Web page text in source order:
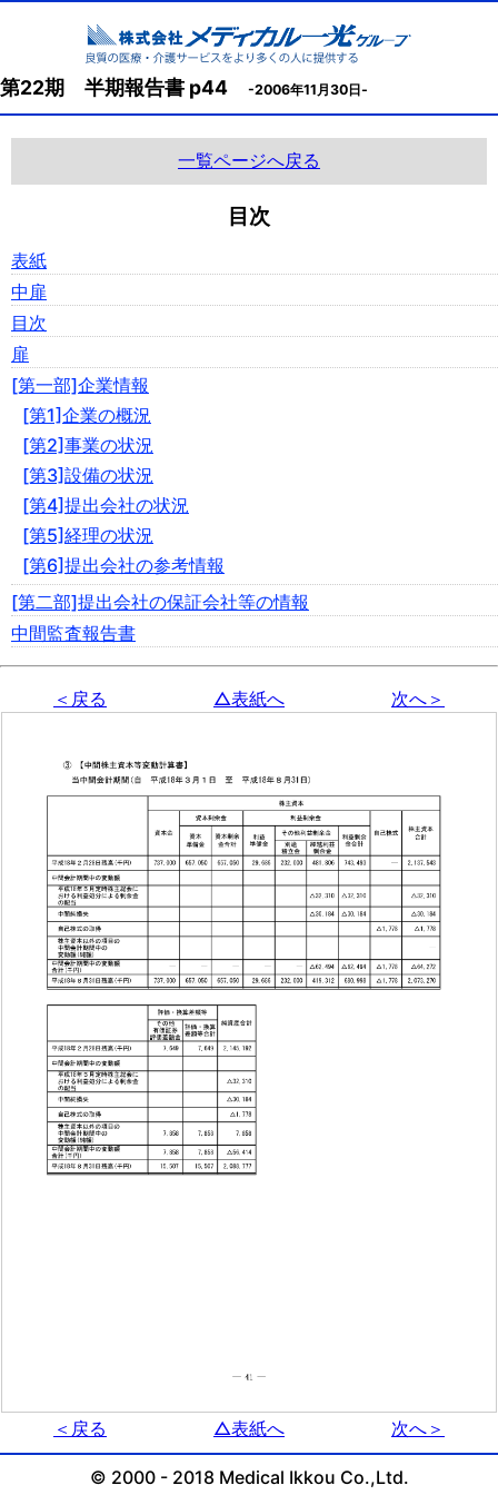
第22期 半期報告書 p44 -2006年11月30日-
一覧ページへ戻る
目次
表紙
中扉
目次
扉
[第一部]企業情報
[第1]企業の概況
[第2]事業の状況
[第3]設備の状況
[第4]提出会社の状況
[第5]経理の状況
[第6]提出会社の参考情報
[第二部]提出会社の保証会社等の情報
中間監査報告書
＜戻る △表紙へ 次へ＞
＜戻る △表紙へ 次へ＞
© 2000 - 2018 Medical Ikkou Co.,Ltd.